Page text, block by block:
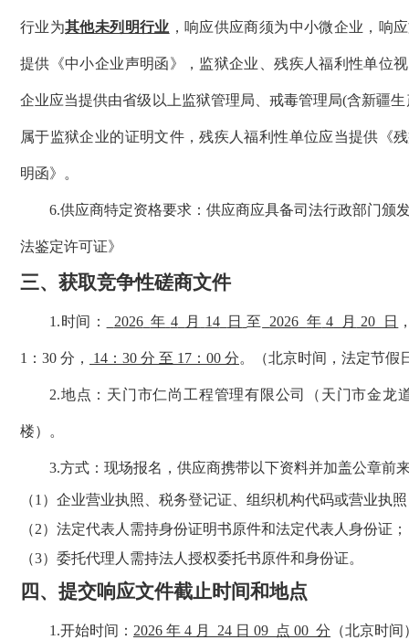
行业为其他未列明行业 ，响应供应商须为中小微企业，响
提供《中小企业声明函》，监狱企业、残疾人福利性单位
企业应当提供由省级以上监狱管理局、戒毒管理局(含新疆
属于监狱企业的证明文件，残疾人福利性单位应当提供《
明函》 。
6.供应商特定资格要求： 供应商应具备司法行政部门颁
法鉴定许可证》
三、 获取竞争性磋商文件
1.时间 ： 2026 年 4 月 14 日 至 2026 年 4 月 20 日
1：30 分 ， 14：30 分 至 17：00 分。（北京时间，法定节假
2.地点 ： 天门市仁尚工程管理有限公司（天门市金龙
楼） 。
3.方式： 现场报名，供应商携带以下资料并加盖公章前
（1） 企业营业执照、税务登记证、组织机构代码或营业执
（2） 法定代表人需持身份证明书原件和法定代表人身份证；
（3） 委托代理人需持法人授权委托书原件和身份证。
四、 提交响应文件截止时间和地点
1.开始时间： 2026 年 4 月 24 日 09 点 00 分 （北京时间